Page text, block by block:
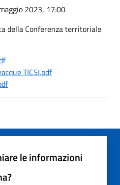
2023, 17:00
della Conferenza territoriale
TICSI.pdf
le informazioni